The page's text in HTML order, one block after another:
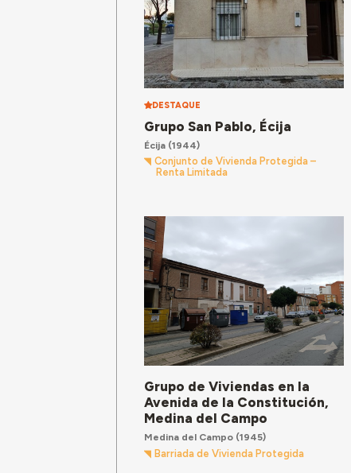
DESTAQUE
Grupo San Pablo, Écija
Écija (1944)
Conjunto de Vivienda Protegida –
Renta Limitada
Grupo de Viviendas en la
Avenida de la Constitución,
Medina del Campo
Medina del Campo (1945)
Barriada de Vivienda Protegida